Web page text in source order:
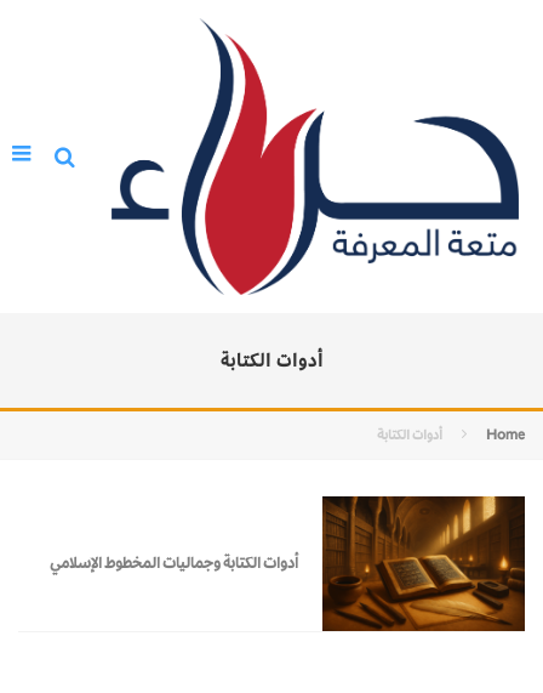
أدوات الكتابة
Home أدوات الكتابة
أدوات الكتابة وجماليات المخطوط الإسلامي